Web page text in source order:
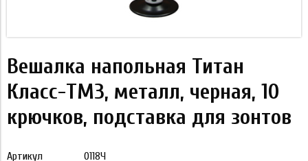
Вешалка напольная Титан
Класс-ТМЗ, металл, черная, 10
крючков, подставка для зонтов
Артикул 0118Ч